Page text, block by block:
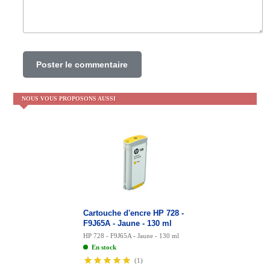
NOUS VOUS PROPOSONS AUSSI
Cartouche d'encre HP 728 -
F9J65A - Jaune - 130 ml
HP 728 - F9J65A - Jaune - 130 ml
En stock
(1)
Poster le commentaire